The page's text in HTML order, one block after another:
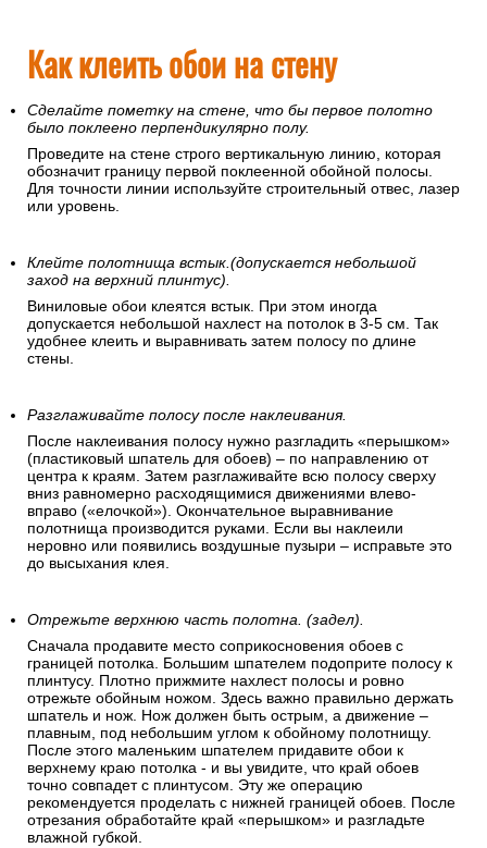
Как клеить обои на стену
Сделайте пометку на стене, что бы первое полотно
было поклеено перпендикулярно полу.
Проведите на стене строго вертикальную линию, которая
обозначит границу первой поклеенной обойной полосы.
Для точности линии используйте строительный отвес, лазер
или уровень.
Клейте полотнища встык.(допускается небольшой
заход на верхний плинтус).
Виниловые обои клеятся встык. При этом иногда
допускается небольшой нахлест на потолок в 3-5 см. Так
удобнее клеить и выравнивать затем полосу по длине
стены.
Разглаживайте полосу после наклеивания.
После наклеивания полосу нужно разгладить «перышком»
(пластиковый шпатель для обоев) – по направлению от
центра к краям. Затем разглаживайте всю полосу сверху
вниз равномерно расходящимися движениями влево-
вправо («елочкой»). Окончательное выравнивание
полотнища производится руками. Если вы наклеили
неровно или появились воздушные пузыри – исправьте это
до высыхания клея.
Отрежьте верхнюю часть полотна. (задел).
Сначала продавите место соприкосновения обоев с
границей потолка. Большим шпателем подоприте полосу к
плинтусу. Плотно прижмите нахлест полосы и ровно
отрежьте обойным ножом. Здесь важно правильно держать
шпатель и нож. Нож должен быть острым, а движение –
плавным, под небольшим углом к обойному полотнищу.
После этого маленьким шпателем придавите обои к
верхнему краю потолка - и вы увидите, что край обоев
точно совпадет с плинтусом. Эту же операцию
рекомендуется проделать с нижней границей обоев. После
отрезания обработайте край «перышком» и разгладьте
влажной губкой.